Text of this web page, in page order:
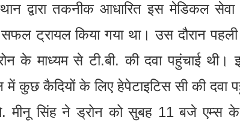
द्वारा तकनीक आधारित इस मेडिकल
ट्रायल किया गया था। उस दौरान पहली
के माध्यम से टी.बी. की दवा पहुंचाई थी।
में कुछ कैदियों के लिए हेपेटाइटिस सी की दवा
मीनू सिंह ने ड्रोन को सुबह 11 बजे एम्स